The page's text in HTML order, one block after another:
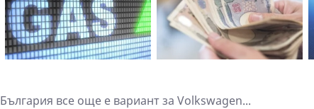
България все още е вариант за Volkswagen...